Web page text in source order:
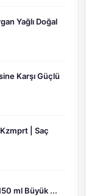
Yağlı Doğal
Karşı Güçlü
| Saç
ml Büyük ...